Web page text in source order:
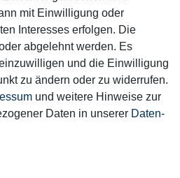
Motor-Fit
| Alle Rechte vorbehalten.
mit Einwilligung oder
Interesses erfolgen. Die
abgelehnt werden. Es
und die Einwilligung
zu ändern oder zu widerrufen.
und weitere Hinweise zur
Daten in unserer Daten­